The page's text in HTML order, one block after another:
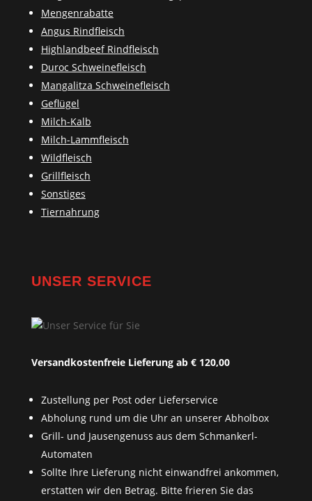
Mengenrabatte
Angus Rindfleisch
Highlandbeef Rindfleisch
Duroc Schweinefleisch
Mangalitza Schweinefleisch
Geflügel
Milch-Kalb
Milch-Lammfleisch
Wildfleisch
Grillfleisch
Sonstiges
Tiernahrung
UNSER SERVICE
Versandkostenfreie Lieferung ab € 120,00
Zustellung per Post oder Lieferservice
Abholung rund um die Uhr an unserer Abholbox
Grill- und Jausengenuss aus dem Schmankerl-
Automaten
Sollte Ihre Lieferung nicht einwandfrei ankommen,
erstatten wir den Betrag. Bitte frieren Sie das